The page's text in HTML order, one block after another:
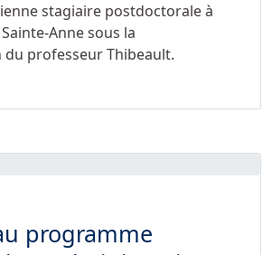
stagiaire postdoctorale à
Anne sous la
du professeur Thibeault.
programme